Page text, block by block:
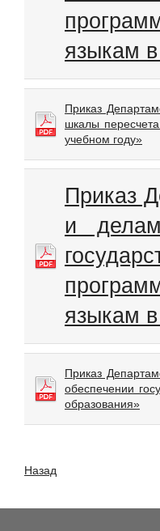
языкам
Приказ
шкалы
учебном году»
Приказ
и
языкам
Приказ
обеспечении
образования»
Назад